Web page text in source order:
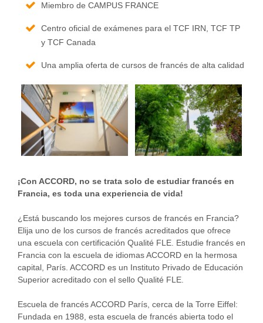
Miembro de CAMPUS FRANCE
Centro oficial de exámenes para el TCF IRN, TCF TP
y TCF Canada
Una amplia oferta de cursos de francés de alta calidad
¡Con ACCORD, no se trata solo de estudiar francés en
Francia, es toda una experiencia de vida!
¿Está buscando los mejores cursos de francés en Francia?
Elija uno de los cursos de francés acreditados que ofrece
una escuela con certificación Qualité FLE. Estudie francés en
Francia con la escuela de idiomas ACCORD en la hermosa
capital, París. ACCORD es un Instituto Privado de Educación
Superior acreditado con el sello Qualité FLE.
Escuela de francés ACCORD París, cerca de la Torre Eiffel:
Fundada en 1988, esta escuela de francés abierta todo el